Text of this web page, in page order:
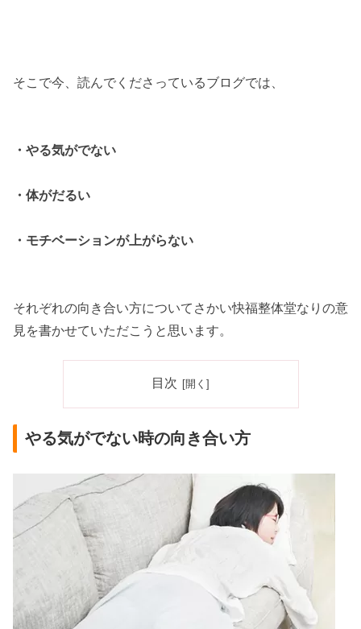
そこで今、読んでくださっているブログでは、
・やる気がでない
・体がだるい
・モチベーションが上がらない
それぞれの向き合い方についてさかい快福整体堂なりの意
見を書かせていただこうと思います。
目次
やる気がでない時の向き合い方